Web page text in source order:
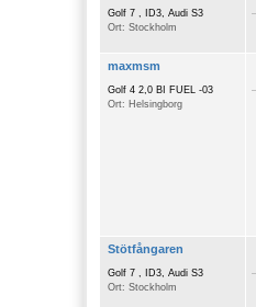
Golf 7 , ID3, Audi S3
Ort: Stockholm
maxmsm
Golf 4 2,0 BI FUEL -03
Ort: Helsingborg
Stötfångaren
Golf 7 , ID3, Audi S3
Ort: Stockholm